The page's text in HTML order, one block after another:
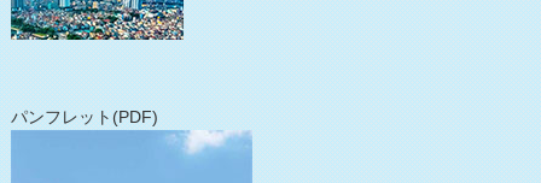
パンフレット(PDF)